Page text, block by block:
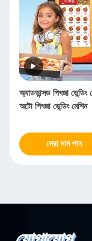
অ্যাডভান্সড পিৎজা
অটো পিৎজা ভেন্ডিং মেশিন
সেরা দাম পান